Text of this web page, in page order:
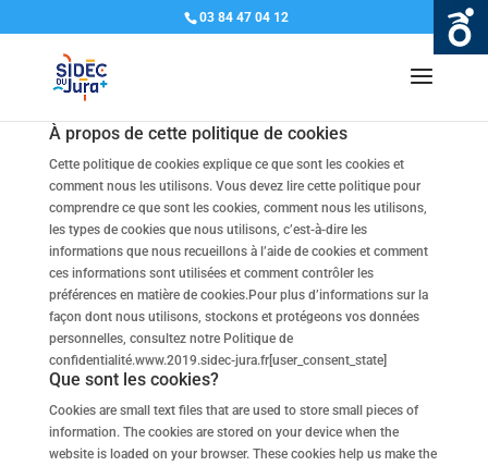
03 84 47 04 12
À propos de cette politique de cookies
Cette politique de cookies explique ce que sont les cookies et
comment nous les utilisons. Vous devez lire cette politique pour
comprendre ce que sont les cookies, comment nous les utilisons,
les types de cookies que nous utilisons, c’est-à-dire les
informations que nous recueillons à l’aide de cookies et comment
ces informations sont utilisées et comment contrôler les
préférences en matière de cookies.Pour plus d’informations sur la
façon dont nous utilisons, stockons et protégeons vos données
personnelles, consultez notre Politique de
confidentialité.www.2019.sidec-jura.fr[user_consent_state]
Que sont les cookies?
Cookies are small text files that are used to store small pieces of
information. The cookies are stored on your device when the
website is loaded on your browser. These cookies help us make the